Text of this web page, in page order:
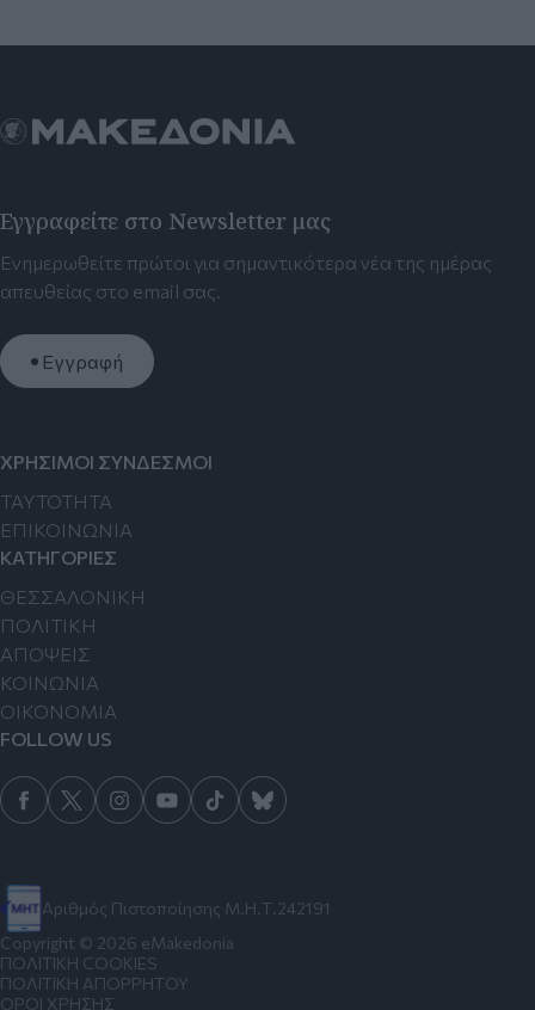
Εγγραφείτε στο Newsletter μας
Ενημερωθείτε πρώτοι για σημαντικότερα νέα της ημέρας
απευθείας στο email σας.
Εγγραφή
Αριθμός Πιστοποίησης Μ.Η.Τ.242191
ΧΡΗΣΙΜΟΙ ΣΥΝΔΕΣΜΟΙ
TAYTOTHTA
ΕΠΙΚΟΙΝΩΝΙΑ
ΚΑΤΗΓΟΡΙΕΣ
ΘΕΣΣΑΛΟΝΙΚΗ
ΠΟΛΙΤΙΚΗ
ΑΠΟΨΕΙΣ
ΚΟΙΝΩΝΙΑ
ΟΙΚΟΝΟΜΙΑ
FOLLOW US
Copyright © 2026 eMakedonia
ΠΟΛΙΤΙΚΗ COOKIES
ΠΟΛΙΤΙΚΗ ΑΠΟΡΡΗΤΟΥ
ΟΡΟΙ ΧΡΗΣΗΣ